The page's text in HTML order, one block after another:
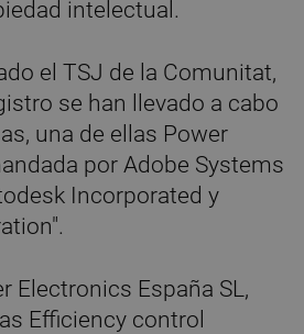
intelectual.
el TSJ de la Comunitat,
se han llevado a cabo
una de ellas Power
por Adobe Systems
Incorporated y
Electronics España SL,
Efficiency control